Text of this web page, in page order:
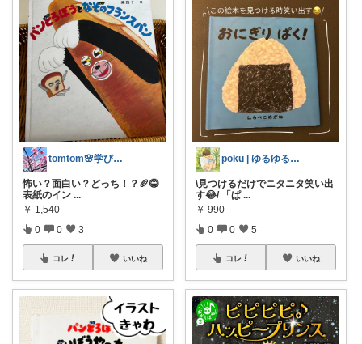
tomtom🌸学びと子育てと暮らし🏠
怖い？面白い？どっち！？🥖😂
表紙のイン ...
￥ 1,540
0 0 3
コレ いいね
poku | ゆるゆる育児👶🏻
\見つけるだけでニタニタ笑い出
す😂/ 「ぱ ...
￥ 990
0 0 5
コレ いいね